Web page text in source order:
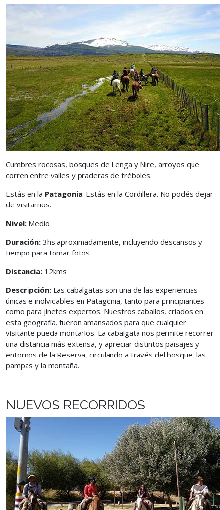
Cumbres rocosas, bosques de Lenga y Ñire, arroyos que
corren entre valles y praderas de tréboles.
Estás en la Patagonia. Estás en la Cordillera. No podés dejar
de visitarnos.
Nivel: Medio
Duración: 3hs aproximadamente, incluyendo descansos y
tiempo para tomar fotos
Distancia: 12kms
Descripción: Las cabalgatas son una de las experiencias
únicas e inolvidables en Patagonia, tanto para principiantes
como para jinetes expertos. Nuestros caballos, criados en
esta geografía, fueron amansados para que cualquier
visitante pueda montarlos. La cabalgata nos permite recorrer
una distancia más extensa, y apreciar distintos paisajes y
entornos de la Reserva, circulando a través del bosque, las
pampas y la montaña.
NUEVOS RECORRIDOS